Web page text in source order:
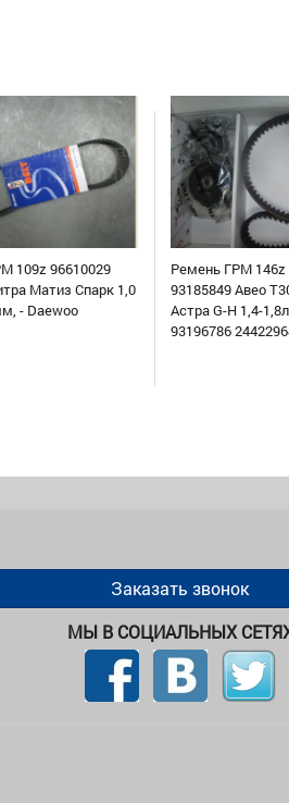
109z 96610029
Матиз Спарк 1,0
- Daewoo
Ремень ГРМ
93185849 Авео
Астра G-H 1,4-
93196786
Заказать звонок
МЫ В СОЦИАЛЬНЫХ